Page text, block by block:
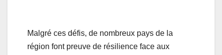
Malgré ces défis, de nombreux pays de la
région font preuve de résilience face aux